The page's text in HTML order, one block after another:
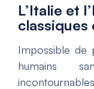
L’Italie et
Impossible de
humains